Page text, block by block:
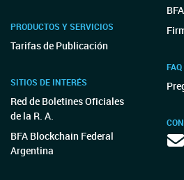
PRODUCTOS Y SERVICIOS
Tarifas de Publicación
SITIOS DE INTERÉS
Red de Boletines Oficiales
de la R. A.
BFA Blockchain Federal
Argentina